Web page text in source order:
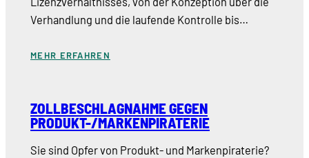
Verhandlung und die laufende Kontrolle bis…
MEHR ERFAHREN
ZOLLBESCHLAGNAHME GEGEN
PRODUKT-/MARKENPIRATERIE
Sie sind Opfer von Produkt- und Markenpiraterie?